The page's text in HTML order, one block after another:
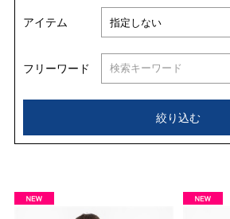
並び替える
アイテム
フリーワード
絞り込む